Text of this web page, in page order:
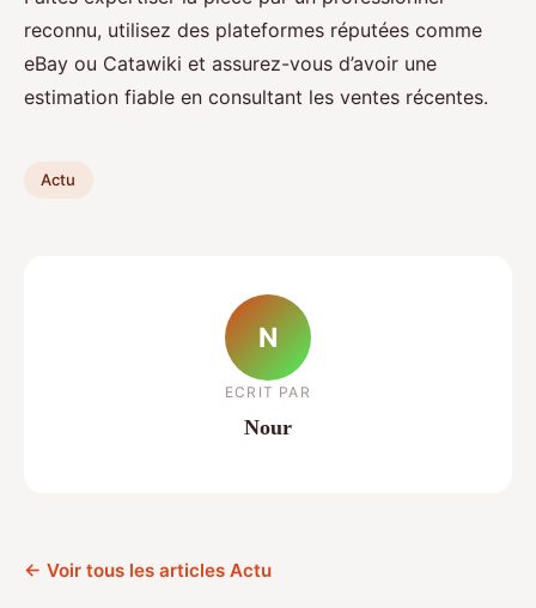
reconnu, utilisez des plateformes réputées comme
eBay ou Catawiki et assurez-vous d’avoir une
estimation fiable en consultant les ventes récentes.
Actu
N
ECRIT PAR
Nour
← Voir tous les articles Actu